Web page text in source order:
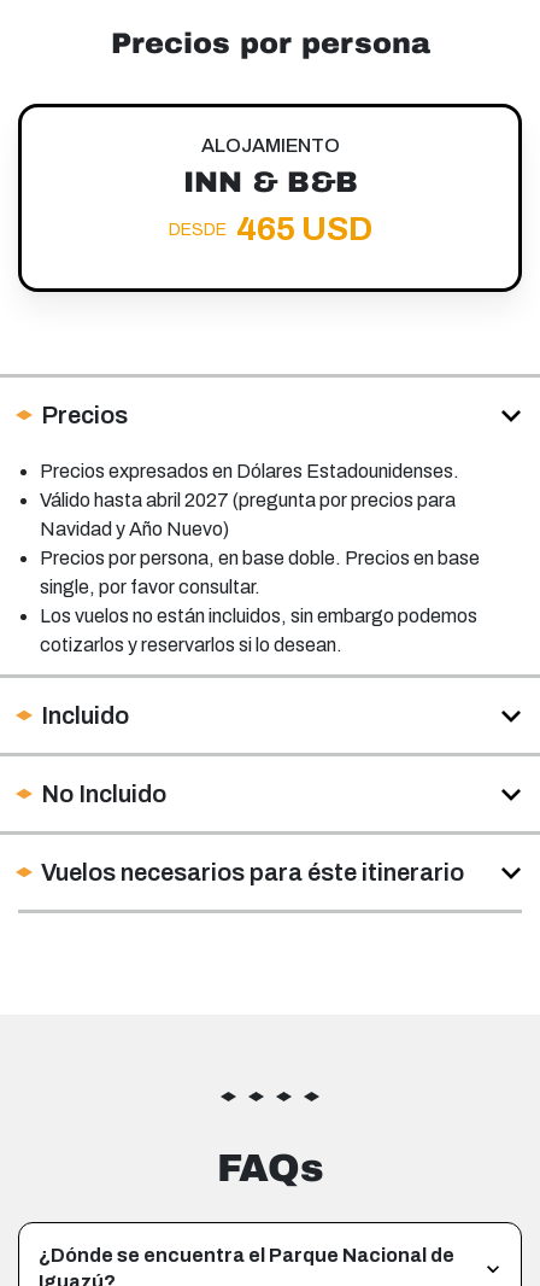
Precios por persona
ALOJAMIENTO
INN & B&B
DESDE 465 USD
Precios
Precios expresados en Dólares Estadounidenses.
Válido hasta abril 2027 (pregunta por precios para
Navidad y Año Nuevo)
Precios por persona, en base doble. Precios en base
single, por favor consultar.
Los vuelos no están incluidos, sin embargo podemos
cotizarlos y reservarlos si lo desean.
Incluido
No Incluido
Vuelos necesarios para éste itinerario
FAQs
¿Dónde se encuentra el Parque Nacional de